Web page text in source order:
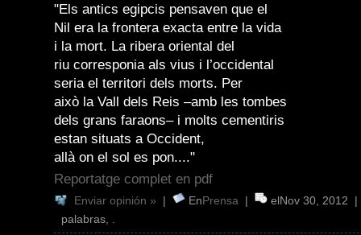
"Els antics egipcis pensaven que el
Nil era la frontera exacta entre la vida
i la mort. La ribera oriental del
riu corresponia als vius i l’occidental
seria el territori dels morts. Per
això la Vall dels Reis –amb les tombes
dels grans faraons– i molts cementiris
estan situats a Occident,
allà on el sol es pon...."
Reportatge complet en pdf
Enviar opinión » | EnPrensa |
elNov 30, 2012
palabras, .